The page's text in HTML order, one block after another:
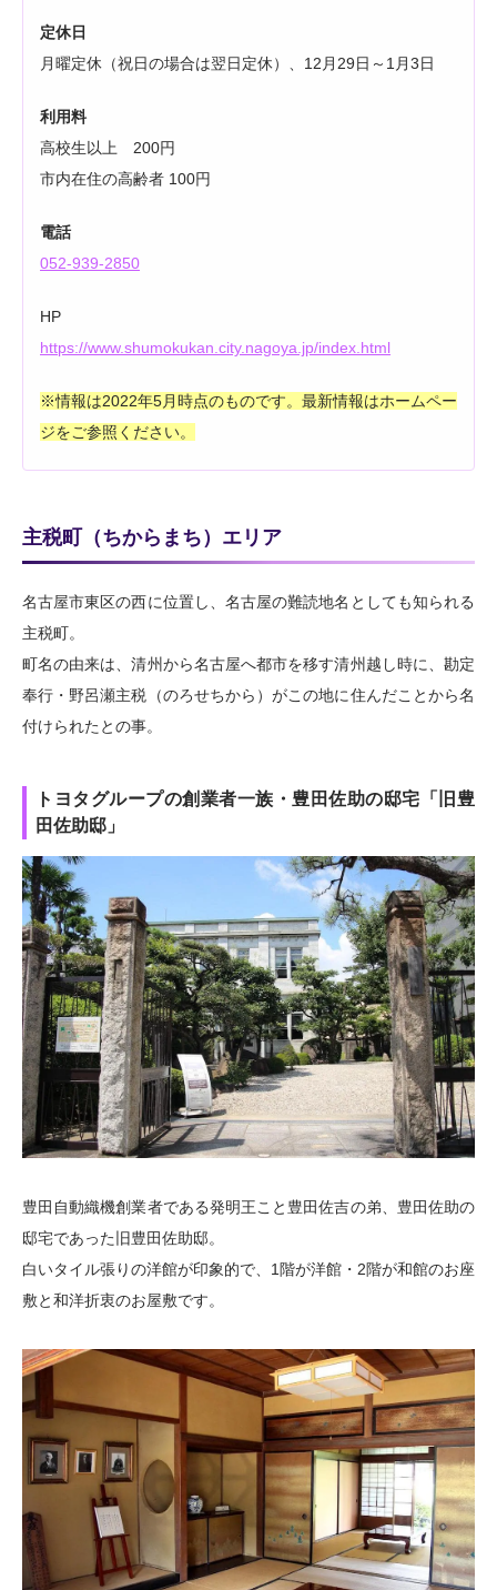
定休日
月曜定休（祝日の場合は翌日定休）、12月29日～1月3日
利用料
高校生以上 200円
市内在住の高齢者 100円
電話
052-939-2850
HP
https://www.shumokukan.city.nagoya.jp/index.html
※情報は2022年5月時点のものです。最新情報はホームペー
ジをご参照ください。
主税町（ちからまち）エリア
名古屋市東区の西に位置し、名古屋の難読地名としても知られる
主税町。
町名の由来は、清州から名古屋へ都市を移す清州越し時に、勘定
奉行・野呂瀬主税（のろせちから）がこの地に住んだことから名
付けられたとの事。
トヨタグループの創業者一族・豊田佐助の邸宅「旧豊
田佐助邸」
豊田自動織機創業者である発明王こと豊田佐吉の弟、豊田佐助の
邸宅であった旧豊田佐助邸。
白いタイル張りの洋館が印象的で、1階が洋館・2階が和館のお座
敷と和洋折衷のお屋敷です。